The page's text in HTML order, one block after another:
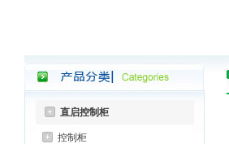
直启控制柜
控制柜